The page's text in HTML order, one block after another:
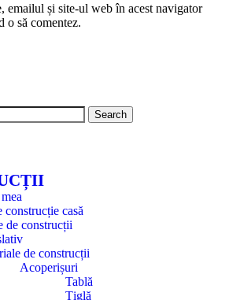
emailul și site-ul web în acest navigator
o să comentez.
construcție casă
de construcții
de construcții
Acoperișuri
Tablă
Țiglă